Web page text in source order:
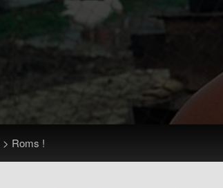
> Roms !